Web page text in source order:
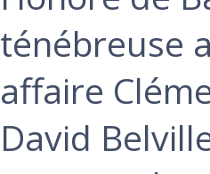
ténébreuse
affaire
David